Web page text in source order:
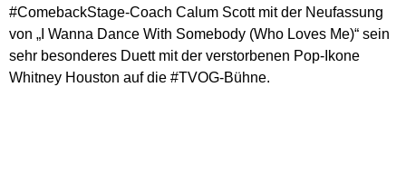
#ComebackStage-Coach Calum Scott mit der Neufassung
von „I Wanna Dance With Somebody (Who Loves Me)“ sein
sehr besonderes Duett mit der verstorbenen Pop-Ikone
Whitney Houston auf die #TVOG-Bühne.